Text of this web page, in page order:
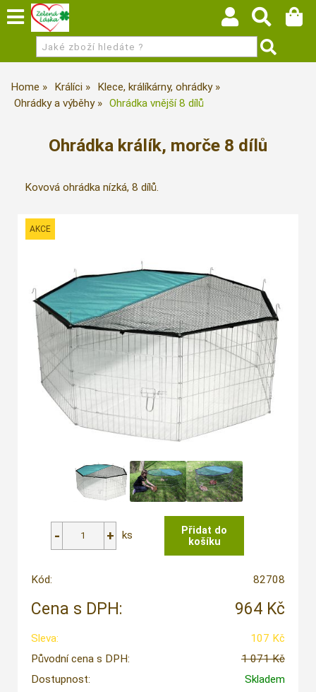
Home Králíci
Klece, králíkárny, ohrádky
Ohrádky a výběhy
Ohrádka vnější 8 dílů
Ohrádka králík, morče 8 dílů
Kovová ohrádka nízká, 8 dílů.
ks
Kód: 82708
Cena s DPH: 964 Kč
Sleva:
107 Kč
Původní cena s DPH:
1 071 Kč
Dostupnost:
Skladem